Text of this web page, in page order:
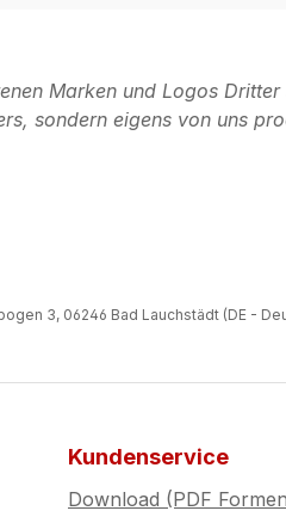
Marken und Logos
sondern eigens von uns
3, 06246 Bad Lauchstädt (DE -
Kundenservice
Download (PDF